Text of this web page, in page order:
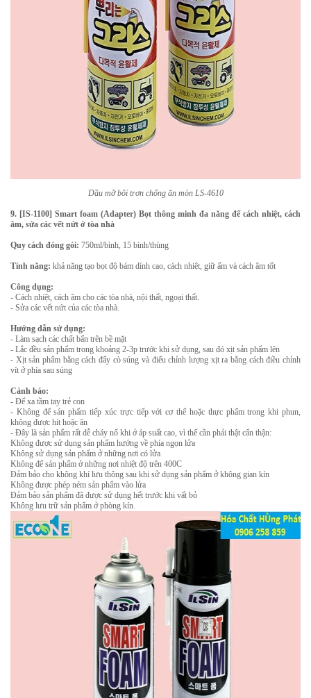
Dầu mỡ bôi trơn chống ăn mòn LS-4610
9. [IS-1100] Smart foam (Adapter) Bọt thông minh đa năng để cách nhiệt, cách
âm, sửa các vết nứt ở tòa nhà
Quy cách đóng gói: 750ml/bình, 15 bình/thùng
Tính năng: khả năng tạo bọt độ bám dính cao, cách nhiệt, giữ ấm và cách âm tốt
Công dụng:
- Cách nhiệt, cách âm cho các tòa nhà, nội thất, ngoại thất.
- Sửa các vết nứt của các tòa nhà.
Hướng dẫn sử dụng:
- Làm sạch các chất bẩn trên bề mặt
- Lắc đều sản phẩm trong khoảng 2-3p trước khi sử dụng, sau đó xịt sản phẩm lên
- Xịt sản phẩm bằng cách đẩy cò súng và điểu chỉnh lượng xịt ra bằng cách điều chỉnh
vít ở phía sau súng
Cảnh báo:
- Để xa tầm tay trẻ con
- Không để sản phẩm tiếp xúc trực tiếp với cơ thể hoặc thực phẩm trong khi phun,
không được hít hoặc ăn
- Đây là sản phẩm rất dễ cháy nổ khi ở áp suất cao, vì thế cần phải thật cẩn thận:
Không được sử dụng sản phẩm hướng về phía ngọn lửa
Không sử dụng sản phẩm ở những nơi có lửa
Không để sản phẩm ở những nơi nhiệt độ trên 400C
Đảm bảo cho không khí lưu thông sau khi sử dụng sản phẩm ở không gian kín
Không được phép ném sản phẩm vào lửa
Đảm bảo sản phẩm đã được sử dụng hết trước khi vất bỏ
Không lưu trữ sản phẩm ở phòng kín.